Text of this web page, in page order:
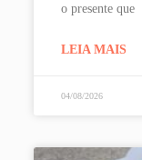
o presente que
LEIA MAIS
04/08/2026